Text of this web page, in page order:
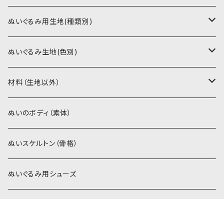
書籍（紙の本）
PDFデータ（ダウンロード）
ぬいぐるみ用生地(種類別)
ソフトボア（短毛）
ソフトボア（5mm）
ぬいトリコット
スキンカラー生地
カーリーベルボア
ぬいぐるみ生地(色別)
ソフトボア
スキンカラー系
白系
ぬいトリコット
スキンカラー系
白系
材料（生地以外）
アイロン接着シート
ステッチカラー
ミニワッペン
ぬいのボディ（素体）
ぬいスケルトン（骨格）
ぬいぐるみ用シューズ